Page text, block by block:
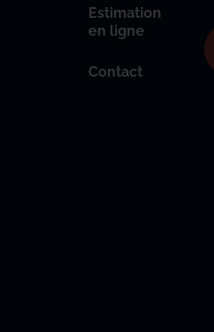
Estimation
en ligne
Contact